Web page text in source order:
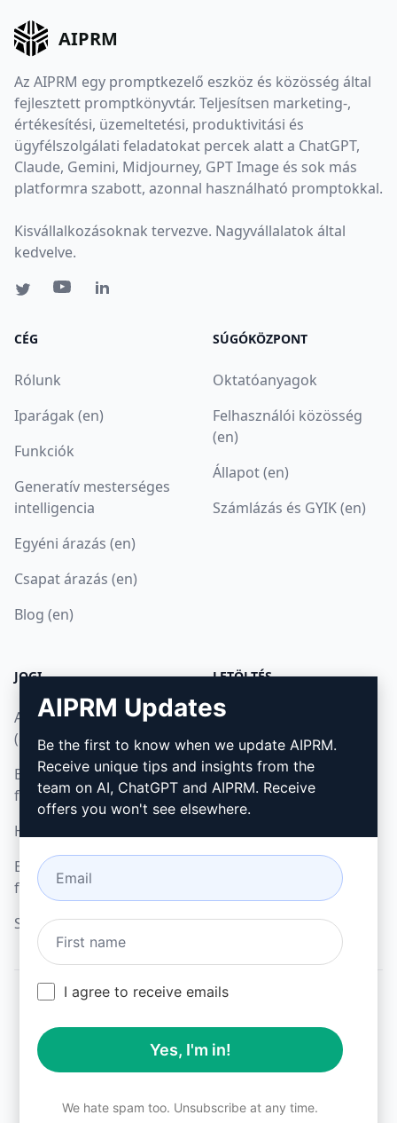
AIPRM
Az AIPRM egy promptkezelő eszköz és közösség által
fejlesztett promptkönyvtár. Teljesítsen marketing-,
értékesítési, üzemeltetési, produktivitási és
ügyfélszolgálati feladatokat percek alatt a ChatGPT,
Claude, Gemini, Midjourney, GPT Image és sok más
platformra szabott, azonnal használható promptokkal.
Kisvállalkozásoknak tervezve. Nagyvállalatok által
kedvelve.
CÉG
Rólunk
Iparágak (en)
Funkciók
Generatív mesterséges
intelligencia
Egyéni árazás (en)
Csapat árazás (en)
Blog (en)
SÚGÓKÖZPONT
Oktatóanyagok
Felhasználói közösség
(en)
Állapot (en)
Számlázás és GYIK (en)
JOGI
Adatvédelmi irányelvek
(en)
Elfogadható használati
feltételek (en)
Használati feltételek (en)
Böngésző bővítmény
feltételei (en)
Számlázási feltételek (en)
LETÖLTÉS
Hogyan telepítsük
Google Chrome
Microsoft Edge
All logos, trademarks, and registered trademarks are the
property of their respective owners.
AIPRM and other related brand names are registered
laws.
AIPRM Updates
Be the first to know when we update AIPRM.
Receive unique tips and insights from the
team on AI, ChatGPT and AIPRM. Receive
offers you won't see elsewhere.
I agree to receive emails
Yes, I'm in!
We hate spam too. Unsubscribe at any time.